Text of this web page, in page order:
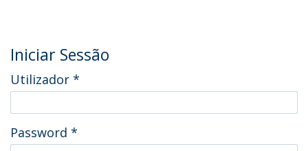
Iniciar Sessão
Utilizador *
Password *